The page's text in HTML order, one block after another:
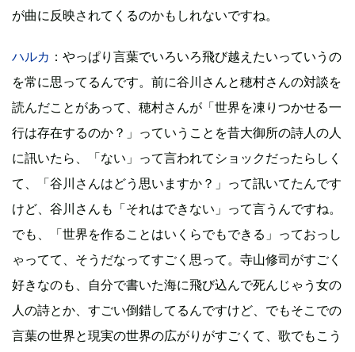
が曲に反映されてくるのかもしれないですね。
ハルカ ：やっぱり言葉でいろいろ飛び越えたいっていうの
を常に思ってるんです。前に谷川さんと穂村さんの対談を
読んだことがあって、穂村さんが「世界を凍りつかせる一
行は存在するのか？」っていうことを昔大御所の詩人の人
に訊いたら、「ない」って言われてショックだったらしく
て、「谷川さんはどう思いますか？」って訊いてたんです
けど、谷川さんも「それはできない」って言うんですね。
でも、「世界を作ることはいくらでもできる」っておっし
ゃってて、そうだなってすごく思って。寺山修司がすごく
好きなのも、自分で書いた海に飛び込んで死んじゃう女の
人の詩とか、すごい倒錯してるんですけど、でもそこでの
言葉の世界と現実の世界の広がりがすごくて、歌でもこう